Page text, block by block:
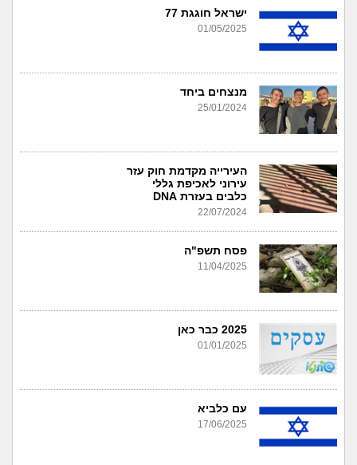
ישראל חוגגת 77
01/05/2025
מנצחים ביחד
25/01/2024
העירייה מקדמת חוק עזר
עירוני לאכיפת גללי
כלבים בעזרת DNA
22/07/2024
פסח תשפ"ה
11/04/2025
2025 כבר כאן
01/01/2025
עם כלביא
17/06/2025